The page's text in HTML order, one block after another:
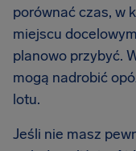
porównać czas, w
miejscu
planowo przybyć.
mogą nadrobić
lotu.
Jeśli nie masz